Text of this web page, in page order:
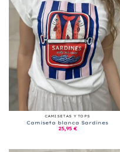
CAMISETAS Y TOPS
Camiseta blanca Sardines
25,95 €